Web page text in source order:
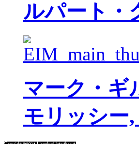
ルパート・
マーク・ギ
モリッシー